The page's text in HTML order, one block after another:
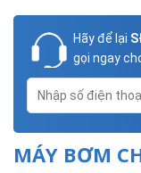
Hãy để lại
gọi ngay
MÁY BƠM